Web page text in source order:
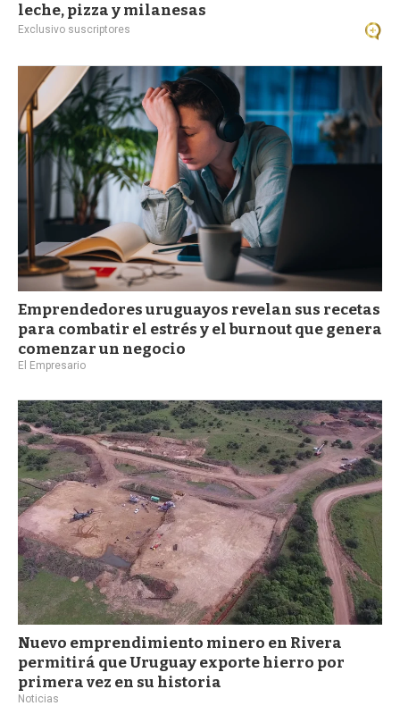
leche, pizza y milanesas
Exclusivo suscriptores
Emprendedores uruguayos revelan sus recetas
para combatir el estrés y el burnout que genera
comenzar un negocio
El Empresario
Nuevo emprendimiento minero en Rivera
permitirá que Uruguay exporte hierro por
primera vez en su historia
Noticias